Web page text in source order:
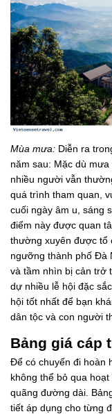
Mùa mưa: Diễn ra
năm sau: Mặc dù
nhiều người vẫn
quá trình tham quan,
cuối ngày âm u, sáng
điểm này được quan
thường xuyên được tổ
ngưỡng thành phố Đà
và tầm nhìn bị cản trở
dự nhiều lễ hội đặc
hội tốt nhất để bạn
dân tộc và con người
Bảng giá cáp
Để có chuyến đi hoàn
không thể bỏ qua
quãng đường dài.
tiết áp dụng cho từng